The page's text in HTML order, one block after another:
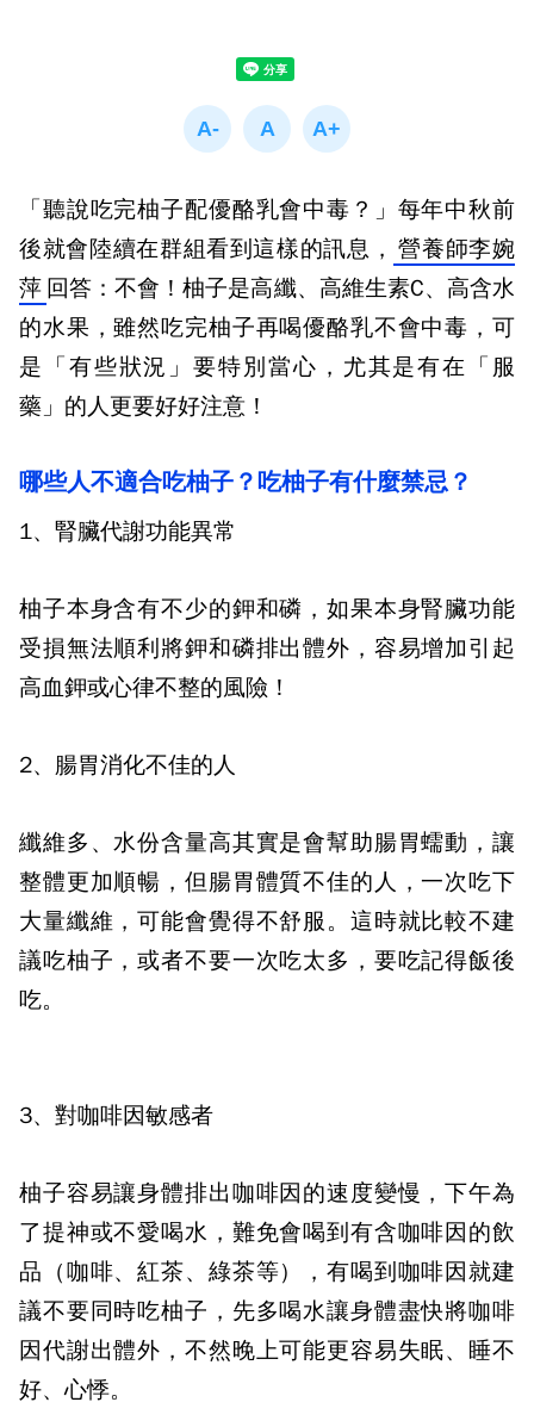
「聽說吃完柚子配優酪乳會中毒？」每年中秋前
後就會陸續在群組看到這樣的訊息， 營養師李婉
萍 回答：不會！柚子是高纖、高維生素C、高含水
的水果，雖然吃完柚子再喝優酪乳不會中毒，可
是「有些狀況」要特別當心，尤其是有在「服
藥」的人更要好好注意！
哪些人不適合吃柚子？吃柚子有什麼禁忌？
1、腎臟代謝功能異常
柚子本身含有不少的鉀和磷，如果本身腎臟功能
受損無法順利將鉀和磷排出體外，容易增加引起
高血鉀或心律不整的風險！
2、腸胃消化不佳的人
纖維多、水份含量高其實是會幫助腸胃蠕動，讓
整體更加順暢，但腸胃體質不佳的人，一次吃下
大量纖維，可能會覺得不舒服。這時就比較不建
議吃柚子，或者不要一次吃太多，要吃記得飯後
吃。
3、對咖啡因敏感者
柚子容易讓身體排出咖啡因的速度變慢，下午為
了提神或不愛喝水，難免會喝到有含咖啡因的飲
品（咖啡、紅茶、綠茶等），有喝到咖啡因就建
議不要同時吃柚子，先多喝水讓身體盡快將咖啡
因代謝出體外，不然晚上可能更容易失眠、睡不
好、心悸。